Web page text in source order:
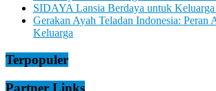
SIDAYA Lansia Berdaya untuk
Gerakan Ayah Teladan Indonesia: Peran
Keluarga
Terpopuler
Partner Links